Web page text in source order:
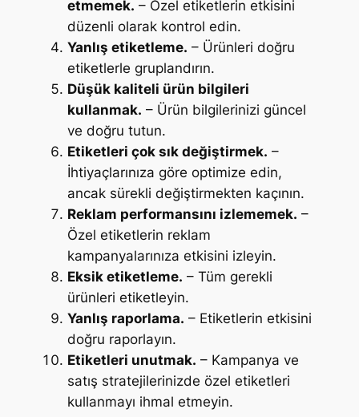
etmemek. – Özel etiketlerin etkisini
düzenli olarak kontrol edin.
Yanlış etiketleme. – Ürünleri doğru
etiketlerle gruplandırın.
Düşük kaliteli ürün bilgileri
kullanmak. – Ürün bilgilerinizi güncel
ve doğru tutun.
Etiketleri çok sık değiştirmek. –
İhtiyaçlarınıza göre optimize edin,
ancak sürekli değiştirmekten kaçının.
Reklam performansını izlememek. –
Özel etiketlerin reklam
kampanyalarınıza etkisini izleyin.
Eksik etiketleme. – Tüm gerekli
ürünleri etiketleyin.
Yanlış raporlama. – Etiketlerin etkisini
doğru raporlayın.
Etiketleri unutmak. – Kampanya ve
satış stratejilerinizde özel etiketleri
kullanmayı ihmal etmeyin.